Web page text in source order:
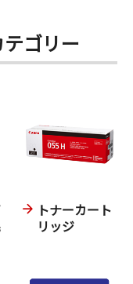
ゴリー
トナーカート
リッジ